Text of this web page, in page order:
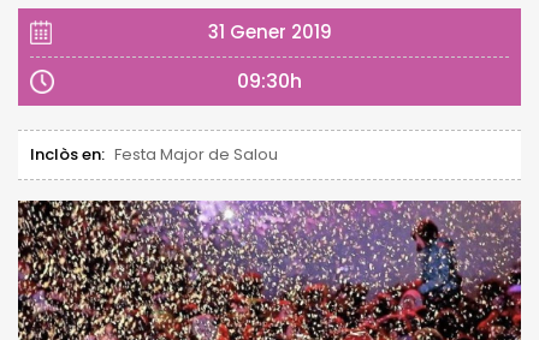
31 Gener 2019
09:30h
Inclòs en: Festa Major de Salou